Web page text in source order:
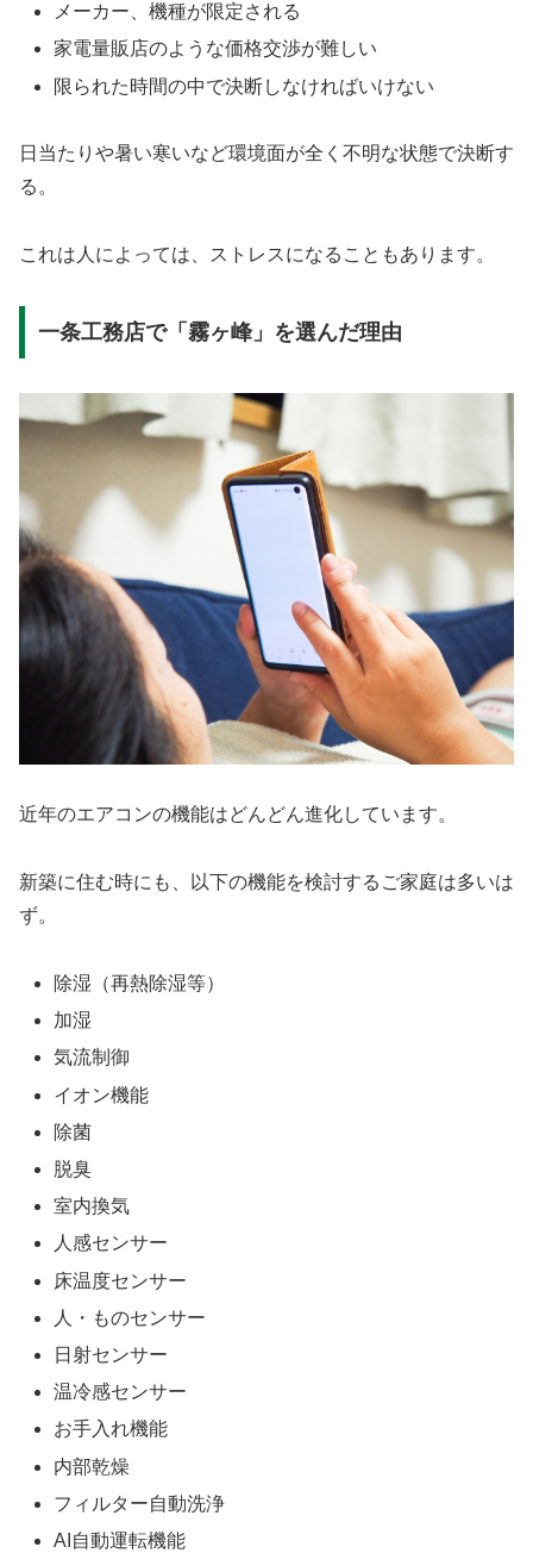
メーカー、機種が限定される
家電量販店のような価格交渉が難しい
限られた時間の中で決断しなければいけない
日当たりや暑い寒いなど環境面が全く不明な状態で決断す
る。
これは人によっては、ストレスになることもあります。
一条工務店で「霧ヶ峰」を選んだ理由
近年のエアコンの機能はどんどん進化しています。
新築に住む時にも、以下の機能を検討するご家庭は多いは
ず。
除湿（再熱除湿等）
加湿
気流制御
イオン機能
除菌
脱臭
室内換気
人感センサー
床温度センサー
人・ものセンサー
日射センサー
温冷感センサー
お手入れ機能
内部乾燥
フィルター自動洗浄
AI自動運転機能